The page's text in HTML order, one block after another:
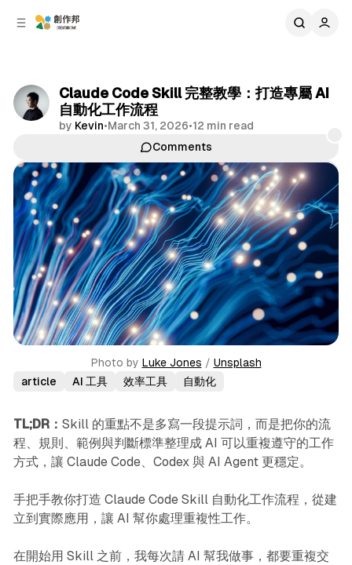
Claude Code Skill 完整教學：打造專屬 AI
自動化工作流程
by Kevin•March 31, 2026•12 min read
Comments
Share
Photo by Luke Jones / Unsplash
article
AI 工具 效率工具 自動化
TL;DR： Skill 的重點不是多寫一段提示詞，而是把你的流
程、規則、範例與判斷標準整理成 AI 可以重複遵守的工作
方式，讓 Claude Code、Codex 與 AI Agent 更穩定。
手把手教你打造 Claude Code Skill 自動化工作流程，從建
立到實際應用，讓 AI 幫你處理重複性工作。
在開始用 Skill 之前，我每次請 AI 幫我做事，都要重複交